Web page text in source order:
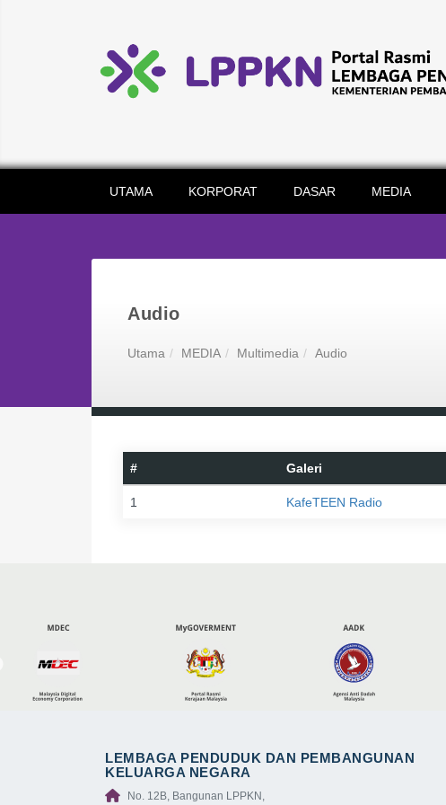
UTAMA KORPORAT DASAR MEDIA
Audio
Utama MEDIA Multimedia Audio
# Galeri
1 KafeTEEN Radio
LEMBAGA PENDUDUK DAN PEMBANGUNAN
KELUARGA NEGARA
No. 12B, Bangunan LPPKN,